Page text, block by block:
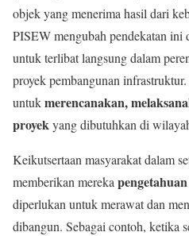
objek yang menerima hasil dari
PISEW mengubah pendekatan ini
untuk terlibat langsung dalam
proyek pembangunan
untukmerencanakan,
proyekyang dibutuhkan di
Keikutsertaan masyarakat dalam
memberikan mereka
diperlukan untuk merawat dan
dibangun. Sebagai contoh, ketika